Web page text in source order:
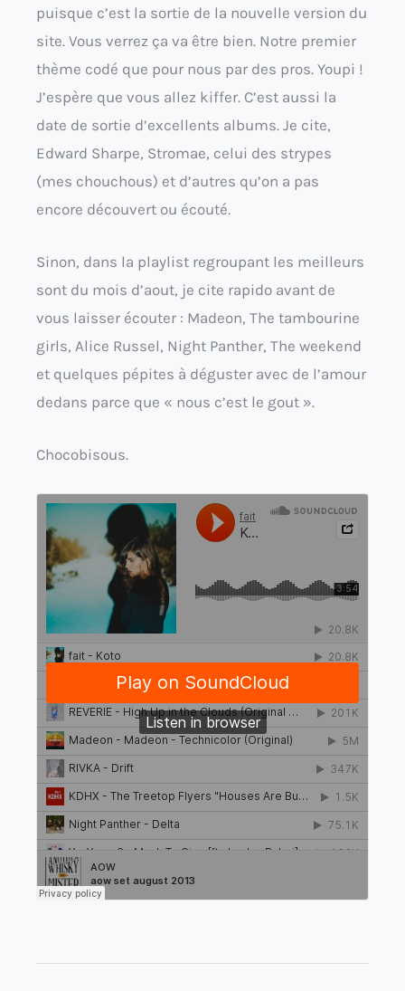
puisque c’est la sortie de la nouvelle version du
site. Vous verrez ça va être bien. Notre premier
thème codé que pour nous par des pros. Youpi !
J’espère que vous allez kiffer. C’est aussi la
date de sortie d’excellents albums. Je cite,
Edward Sharpe, Stromae, celui des strypes
(mes chouchous) et d’autres qu’on a pas
encore découvert ou écouté.
Sinon, dans la playlist regroupant les meilleurs
sont du mois d’aout, je cite rapido avant de
vous laisser écouter : Madeon, The tambourine
girls, Alice Russel, Night Panther, The weekend
et quelques pépites à déguster avec de l’amour
dedans parce que « nous c’est le gout ».
Chocobisous.